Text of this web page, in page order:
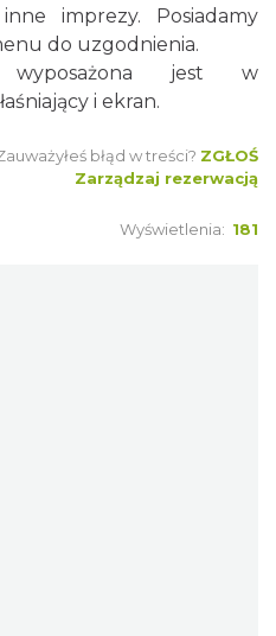
imprezy. Posiadamy
do uzgodnienia.
wyposażona jest w
i ekran.
błąd w treści? ZGŁOŚ
Zarządzaj rezerwacją
Wyświetlenia: 181